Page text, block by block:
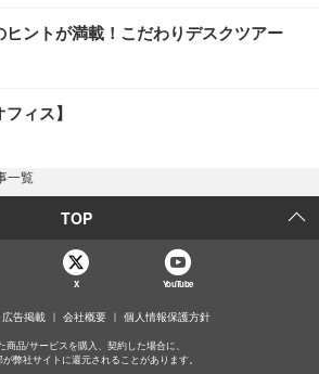
ヒントが満載！こだわりデスクツアー
フィス】
一覧
TOP
X YouTube
広告掲載 会社概要 個人情報保護方針
商品/サービスを購入、契約した場合に、
弊社サイトに還元されることがあります。